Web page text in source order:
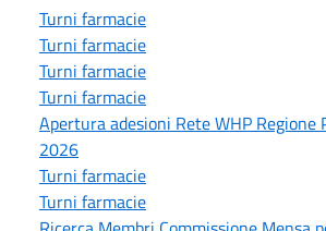
Turni farmacie
Turni farmacie
Turni farmacie
Turni farmacie
Apertura adesioni Rete WHP Regione
2026
Turni farmacie
Turni farmacie